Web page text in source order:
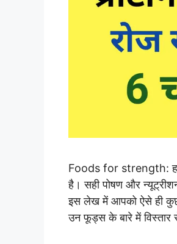
Foods for strength:
है। सही पोषण और
इस लेख में आपको ऐसे ही कुछ
उन फूड्स के बारे में विस्तार